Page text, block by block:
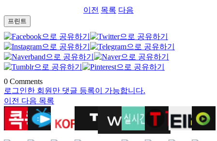
이전 목록 다음
프린트
0 Comments
로그인한 회원만 댓글 등록이 가능합니다.
이전 다음 목록